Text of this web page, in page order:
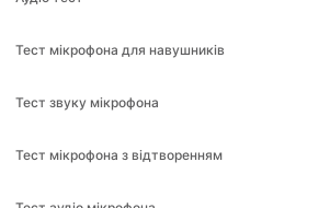
Тест мікрофона для навушників
Тест звуку мікрофона
Тест мікрофона з відтворенням